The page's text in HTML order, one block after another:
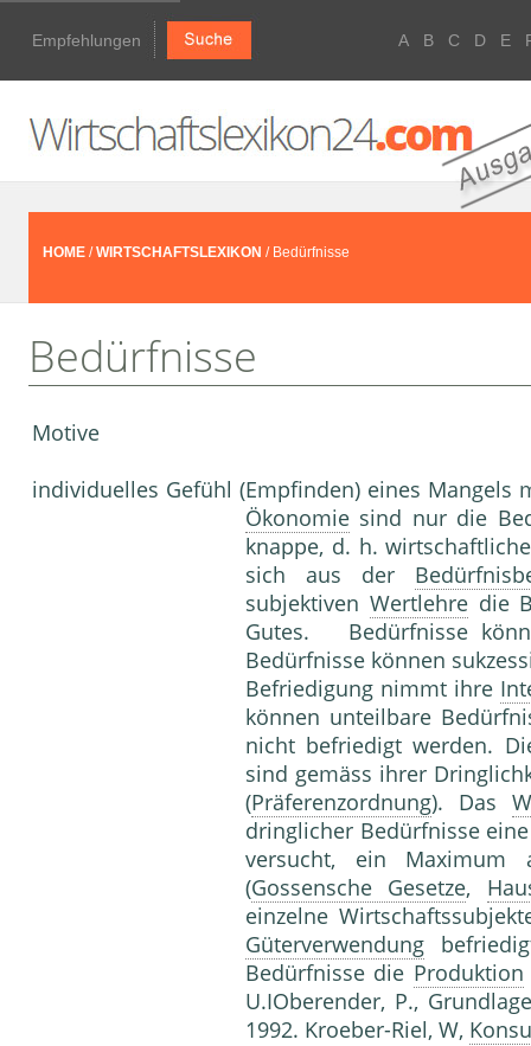
Empfehlungen A B C D E
HOME /WIRTSCHAFTSLEXIKON / Bedürfnisse
Bedürfnisse
Motive
individuelles Gefühl (Empfinden) eines Mangels
Ökonomie sind nur die
knappe, d. h.
sich aus der
subjektiven Wertlehredie
Gutes. Bedürfnisse
Bedürfnisse können
Befriedigung nimmt ihre
können unteilbare
nicht befriedigt werden.
sind gemäss ihrer
(Präferenzordnung). Das
dringlicher Bedürfnisse
versucht, ein
(Gossensche Gesetze,
einzelne
Güterverwendung
Bedürfnisse die Produktion
U.IOberender, P.,
1992. Kroeber-Riel, W,